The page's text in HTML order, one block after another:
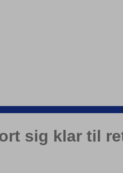
sig klar til